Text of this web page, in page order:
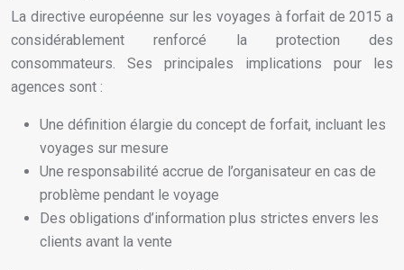
La directive européenne sur les voyages à forfait de 2015 a
considérablement renforcé la protection des
consommateurs. Ses principales implications pour les
agences sont :
Une définition élargie du concept de forfait, incluant les
voyages sur mesure
Une responsabilité accrue de l’organisateur en cas de
problème pendant le voyage
Des obligations d’information plus strictes envers les
clients avant la vente